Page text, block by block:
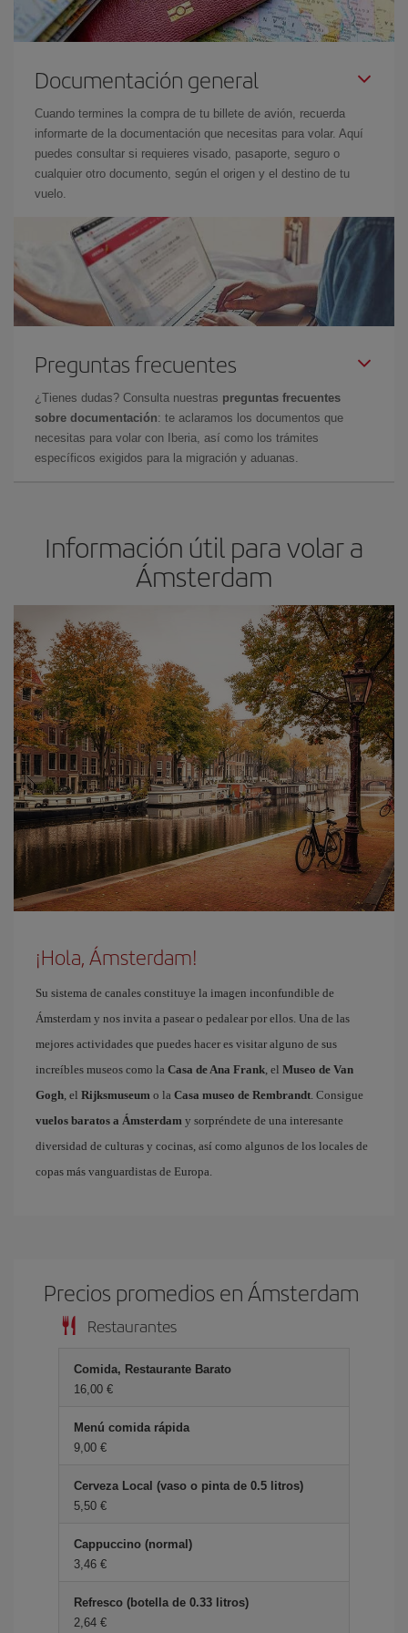
Documentación general
Cuando termines la compra de tu billete de avión, recuerda
informarte de la documentación que necesitas para volar. Aquí
puedes consultar si requieres visado, pasaporte, seguro o
cualquier otro documento, según el origen y el destino de tu
vuelo.
Preguntas frecuentes
¿Tienes dudas? Consulta nuestras preguntas frecuentes
sobre documentación: te aclaramos los documentos que
necesitas para volar con Iberia, así como los trámites
específicos exigidos para la migración y aduanas.
Información útil para volar a
Ámsterdam
¡Hola, Ámsterdam!
Su sistema de canales constituye la imagen inconfundible de
Ámsterdam y nos invita a pasear o pedalear por ellos. Una de las
mejores actividades que puedes hacer es visitar alguno de sus
increíbles museos como la Casa de Ana Frank, el Museo de Van
Gogh, el Rijksmuseum o la Casa museo de Rembrandt. Consigue
vuelos baratos a Ámsterdam y sorpréndete de una interesante
diversidad de culturas y cocinas, así como algunos de los locales de
copas más vanguardistas de Europa.
Precios promedios en Ámsterdam
Restaurantes
Comida, Restaurante Barato
16,00 €
Menú comida rápida
9,00 €
Cerveza Local (vaso o pinta de 0.5 litros)
5,50 €
Cappuccino (normal)
3,46 €
Refresco (botella de 0.33 litros)
2,64 €